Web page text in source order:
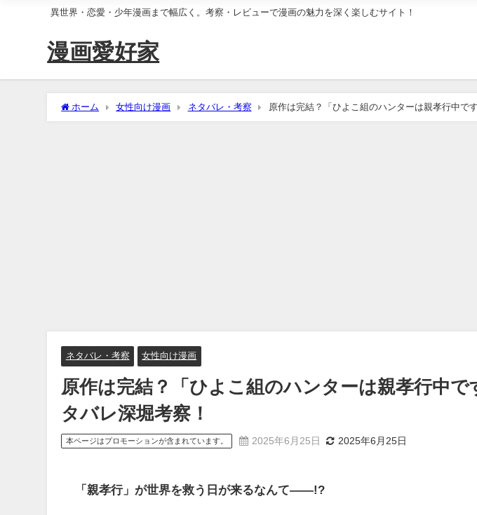
異世界・恋愛・少年漫画まで幅広く。考察・レビューで漫画の魅力を深く楽しむサイト！
漫画愛好家
ホーム 女性向け漫画 ネタバレ・考察 原作は完結？「ひよこ組のハンターは親孝行中で
ネタバレ・考察 女性向け漫画
原作は完結？「ひよこ組のハンターは親孝行中で
タバレ深堀考察！
本ページはプロモーションが含まれています。 2025年6月25日 2025年6月25日
「親孝行」が世界を救う日が来るなんて――!?